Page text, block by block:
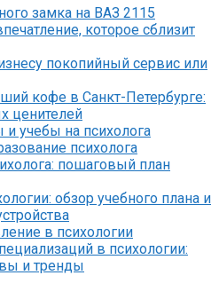
замка на ВАЗ 2115
которое сблизит
покопийный сервис или
кофе в Санкт-Петербурге:
ценителей
учебы на психолога
психолога
пошаговый план
обзор учебного плана и
в психологии
в психологии:
и тренды